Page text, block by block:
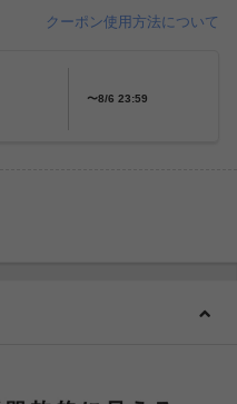
クーポン使用方法について
〜8/6 23:59